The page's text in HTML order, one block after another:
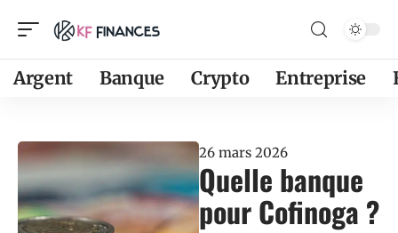
Argent Banque Crypto Entreprise
26 mars 2026
Quelle banque
pour Cofinoga ?